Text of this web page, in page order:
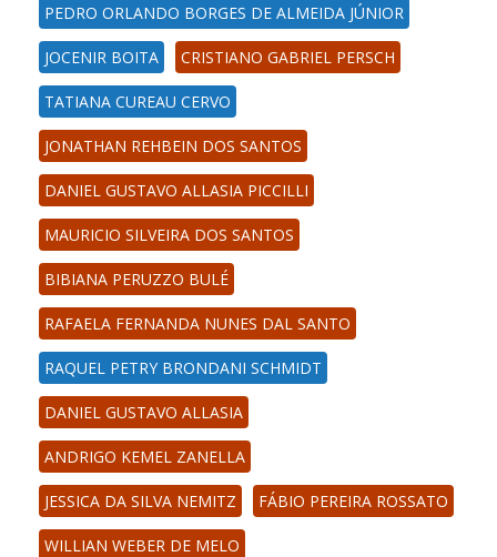
PEDRO ORLANDO BORGES DE ALMEIDA JÚNIOR
JOCENIR BOITA CRISTIANO GABRIEL PERSCH
TATIANA CUREAU CERVO
JONATHAN REHBEIN DOS SANTOS
DANIEL GUSTAVO ALLASIA PICCILLI
MAURICIO SILVEIRA DOS SANTOS
BIBIANA PERUZZO BULÉ
RAFAELA FERNANDA NUNES DAL SANTO
RAQUEL PETRY BRONDANI SCHMIDT
DANIEL GUSTAVO ALLASIA
ANDRIGO KEMEL ZANELLA
JESSICA DA SILVA NEMITZ FÁBIO PEREIRA ROSSATO
WILLIAN WEBER DE MELO